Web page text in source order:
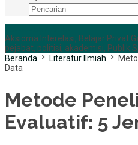
Aksioma Interelasi, Belajar Privat
pejabat, politisi, akademisi, Publik
Beranda
Literatur Ilmiah
Data
Metode
Evaluatif: 5